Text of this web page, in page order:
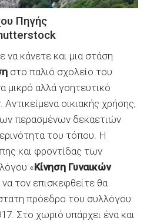
Πηγής
να κάνετε και μια στάση
στο παλιό σχολείο του
μικρό αλλά γοητευτικό
οικιακής χρήσης,
περασμένων δεκαετιών
του τόπου. Η
και φροντίδας των
«Κίνηση Γυναικών
τον επισκεφθείτε θα
πρόεδρο του συλλόγου
Στο χωριό υπάρχει ένα και